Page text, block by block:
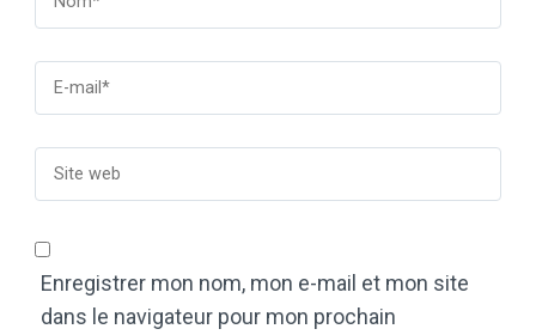
Enregistrer mon nom, mon e-mail et mon site
dans le navigateur pour mon prochain